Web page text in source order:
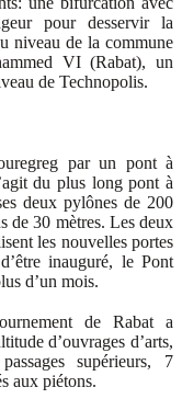
pour desservir la
niveau de la commune
VI (Rabat), un
de Technopolis.
par un pont à
du plus long pont à
deux pylônes de 200
de 30 mètres. Les deux
les nouvelles portes
inauguré, le Pont
d’un mois.
de Rabat a
d’ouvrages d’arts,
supérieurs, 7
aux piétons.